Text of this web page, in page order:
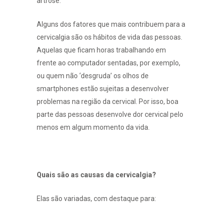
Alguns dos fatores que mais contribuem para a
cervicalgia são os hábitos de vida das pessoas.
Aquelas que ficam horas trabalhando em
frente ao computador sentadas, por exemplo,
ou quem não ‘desgruda’ os olhos de
smartphones estão sujeitas a desenvolver
problemas na região da cervical. Por isso, boa
parte das pessoas desenvolve dor cervical pelo
menos em algum momento da vida.
Quais são as causas da cervicalgia?
Elas são variadas, com destaque para: